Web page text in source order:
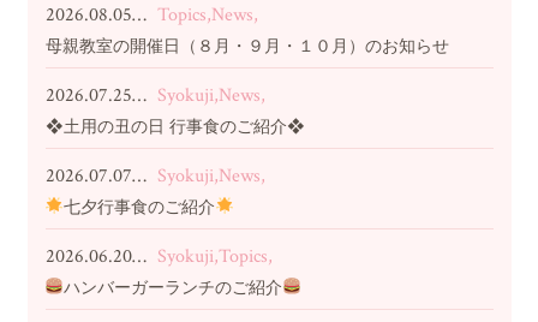
2026.08.05… Topics,News,
母親教室の開催日（８月・９月・１０月）のお知らせ
2026.07.25… Syokuji,News,
❖土用の丑の日 行事食のご紹介❖
2026.07.07… Syokuji,News,
七夕行事食のご紹介
2026.06.20… Syokuji,Topics,
ハンバーガーランチのご紹介